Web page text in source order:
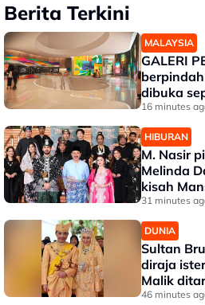
Berita Terkini
MALAYSIA
GALERI
dibuka
16 minutes
HIBURAN
M. Nasir
Melinda
kisah
31 minutes
DUNIA
Sultan
diraja
Malik
merta
46 minutes